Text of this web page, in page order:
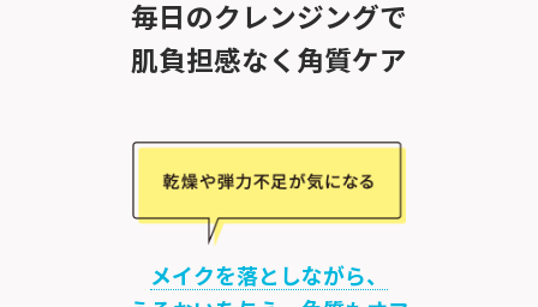
毎日のクレンジングで
肌負担感なく角質ケア
メイクを落としながら、